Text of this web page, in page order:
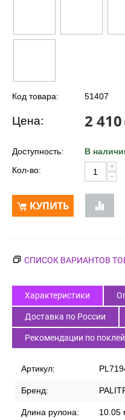
Код товара: 51407
Цена: 2 410
Доступность:
В
Кол-во:
+
−
КУПИТЬ
СПИСОК ВАРИАНТОВ
Характеристики
Доставка по России
Рекомендации по
Артикул:
Бренд:
Длина рулона: 10.05